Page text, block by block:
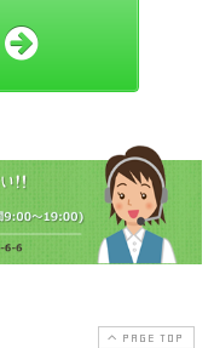
PAGE TOP